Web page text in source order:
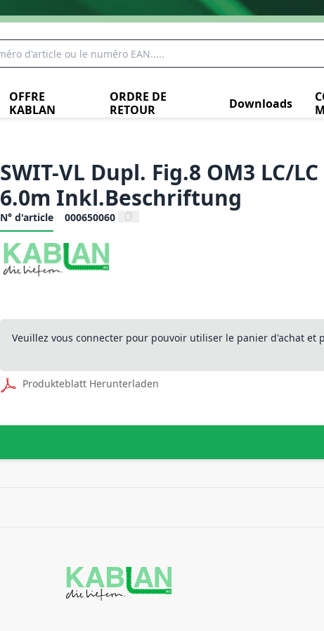
OFFRE
KABLAN
ORDRE DE
RETOUR
Downloads
SWIT-VL Dupl. Fig.8 OM3 LC/LC
6.0m Inkl.Beschriftung
N° d'article 000650060
Veuillez vous connecter pour pouvoir utiliser le panier d'achat et
Produkteblatt Herunterladen